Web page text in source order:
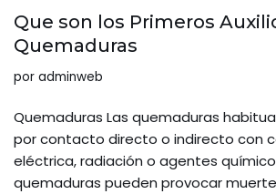
Que son los Primeros
Quemaduras
por adminweb
Quemaduras Las quemaduras
por contacto directo o indirecto con
eléctrica, radiación o agentes
quemaduras pueden provocar